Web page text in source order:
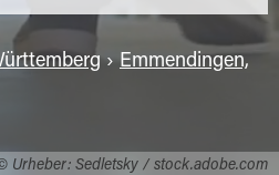
Urheber: Sedletsky / stock.adobe.com
› Emmendingen,